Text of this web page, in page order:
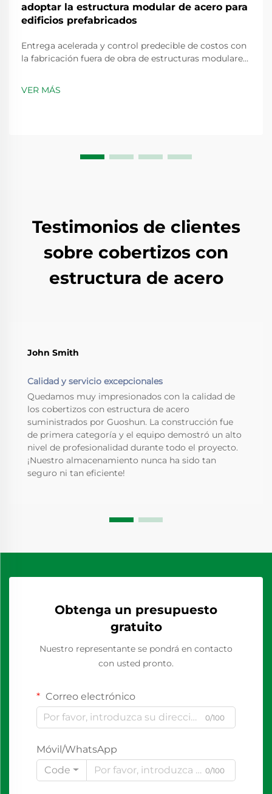
adoptar la estructura modular de acero para
edificios prefabricados
Entrega acelerada y control predecible de costos con
la fabricación fuera de obra de estructuras modulares
50 %. Fabricar partes del edificio en entornos
controlados significa no tener que esperar por mal
VER MÁS
Testimonios de clientes
sobre cobertizos con
estructura de acero
John Smith
Calidad y servicio excepcionales
Quedamos muy impresionados con la calidad de
los cobertizos con estructura de acero
suministrados por Guoshun. La construcción fue
de primera categoría y el equipo demostró un alto
nivel de profesionalidad durante todo el proyecto.
¡Nuestro almacenamiento nunca ha sido tan
seguro ni tan eficiente!
Obtenga un presupuesto
gratuito
Nuestro representante se pondrá en contacto
con usted pronto.
Correo electrónico
0/100
Móvil/WhatsApp
Code
0/100